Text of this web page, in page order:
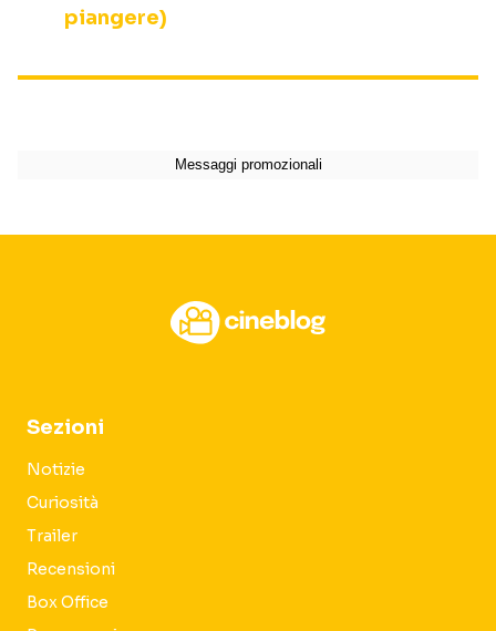
piangere)
Sezioni
Notizie
Curiosità
Trailer
Recensioni
Box Office